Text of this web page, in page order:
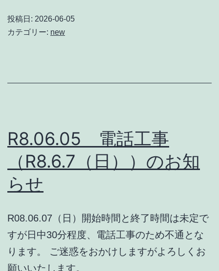
投稿日: 2026-06-05
カテゴリー: new
R8.06.05 電話工事
（R8.6.7（日））のお知
らせ
R08.06.07（日）開始時間と終了時間は未定で
すが日中30分程度、電話工事のため不通とな
ります。 ご迷惑をおかけしますがよろしくお
願いいたします。